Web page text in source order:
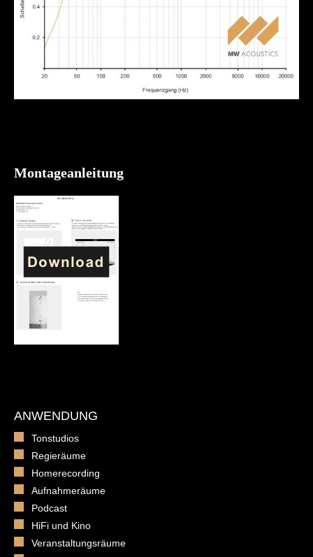
Montageanleitung
ANWENDUNG
Tonstudios
Regieräume
Homerecording
Aufnahmeräume
Podcast
HiFi und Kino
Veranstaltungsräume